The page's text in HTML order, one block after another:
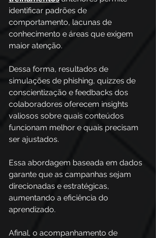
identificar padrões de
comportamento, lacunas de
conhecimento e áreas que exigem
maior atenção.
Dessa forma, resultados de
simulações de phishing, quizzes de
conscientização e feedbacks dos
colaboradores oferecem insights
valiosos sobre quais conteúdos
funcionam melhor e quais precisam
ser ajustados.
Essa abordagem baseada em dados
garante que as campanhas sejam
direcionadas e estratégicas,
aumentando a eficiência do
aprendizado.
Afinal, o acompanhamento de